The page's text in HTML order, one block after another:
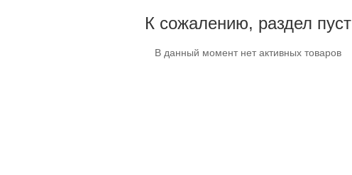
К сожалению, раздел пуст
В данный момент нет активных товаров